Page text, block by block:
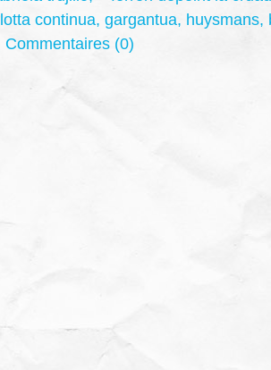
lotta continua, gargantua, huysmans,
Commentaires (0)